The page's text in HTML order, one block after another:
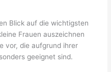
Blick auf die wichtigsten
Frauen auszeichnen
vor, die aufgrund ihrer
geeignet sind.